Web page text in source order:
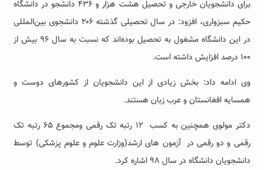
برای دانشجویان خارجی و تحصیل هشت هزار و ۴۳۶ دانشجو در دانشگاه
حکیم سبزواری، افزود: در سال تحصیلی گذشته ۲۰۶ دانشجوی بین‌المللی
در این دانشگاه مشغول به تحصیل بوده‌اند که نسبت به سال ۹۶ بیش از
۱۰۰ درصد افزایش داشته است.
وی ادامه داد: بخش زیادی از این دانشجویان از کشورهای دوست و
همسایه افغانستان و عرب زبان هستند.
دکتر مولوی همچنین به کسب ۱۲ رتبه تک رقمی ومجموع ۶۵ رتبه تک
رقمی و دو رقمی در آزمون های ارشد(وزارت علوم و علوم پزشکی) توسط
دانشجویان دانشگاه در سال ۹۸ اشاره کرد.